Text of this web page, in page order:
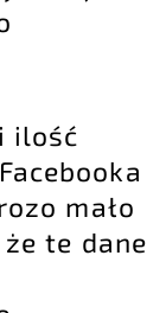
ilość
mało
te dane